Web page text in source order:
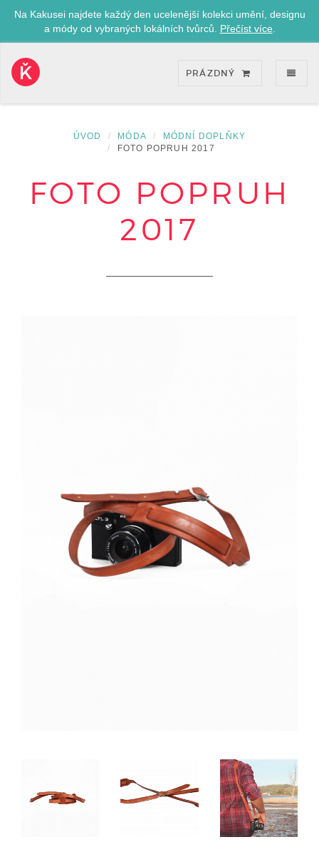
Na Kakusei najdete každý den ucelenější kolekci umění, designu
a módy od vybraných lokálních tvůrců. Přečíst více
přejít
PRÁZDNÝ
ÚVOD MÓDA
MÓDNÍ DOPLŇKY
FOTO POPRUH 2017
FOTO POPRUH
2017